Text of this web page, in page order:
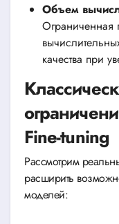
Объем
Ограниченная
качества при
Fine-tuning
Рассмотрим
расширить
моделей: